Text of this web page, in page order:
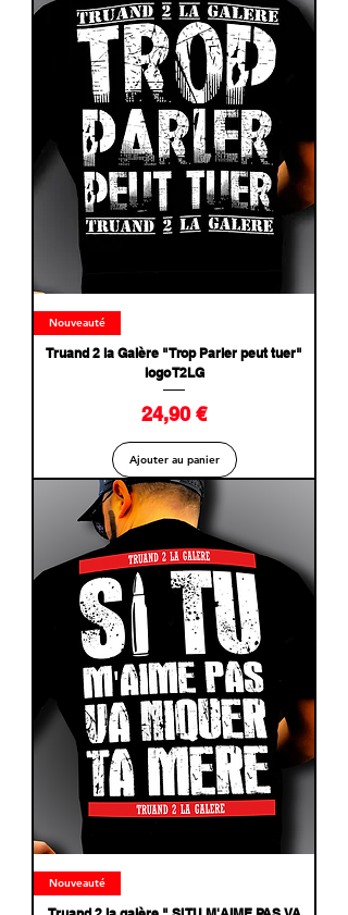
Nouveauté
Truand 2 la Galère "Trop Parler peut tuer"
logo T2LG
Prix
24,90 €
Ajouter au panier
Nouveauté